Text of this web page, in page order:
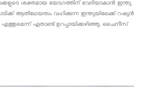
ശക്തമായ യോഗത്തിന് വേദിയാകാൻ ഇന്ത്യ
ആതിഥേയത്വം വഹിക്കുന്ന ഇന്ത്യയിലേക്ക് റഷ്യൻ
എത്തുമെന്ന് ഏതാണ്ട് ഉറപ്പായിക്കഴിഞ്ഞു. ചൈനീസ്